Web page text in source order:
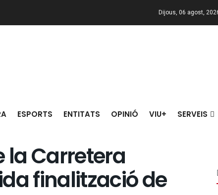
Dijous, 06 agost,
ESPORTS ENTITATS OPINIÓ VIU+ SERVEIS
la Carretera
finalització de